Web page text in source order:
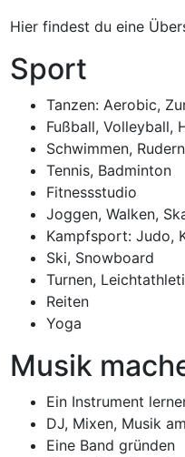
Hier findest du eine
Sport
Tanzen: Aerobic,
Fußball, Volleyball,
Schwimmen,
Tennis, Badminton
Fitnessstudio
Joggen, Walken,
Kampfsport: Judo,
Ski, Snowboard
Turnen,
Reiten
Yoga
Musik
Ein Instrument
DJ, Mixen, Musik
Eine Band gründen